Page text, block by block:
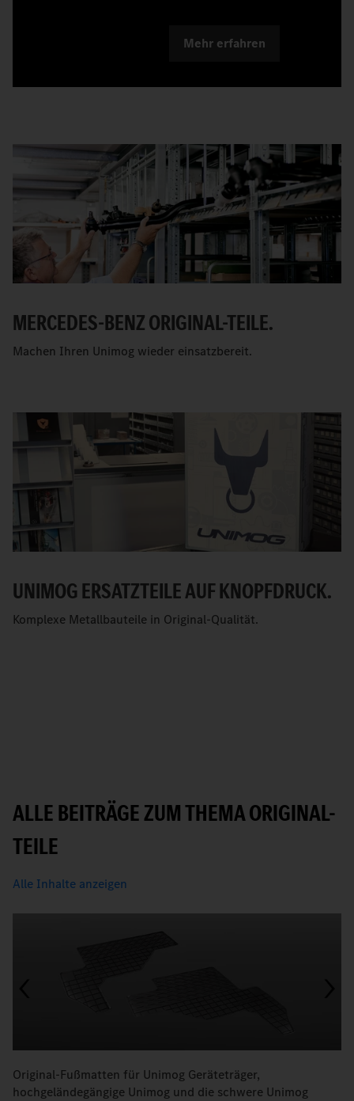
Mehr erfahren
MERCEDES-BENZ ORIGINAL-TEILE.
Machen Ihren Unimog wieder einsatzbereit.
UNIMOG ERSATZTEILE AUF KNOPFDRUCK.
Komplexe Metallbauteile in Original-Qualität.
ALLE BEITRÄGE ZUM THEMA ORIGINAL-
TEILE
Alle Inhalte anzeigen
Original-Fußmatten für Unimog Geräteträger,
hochgeländegängige Unimog und die schwere Unimog